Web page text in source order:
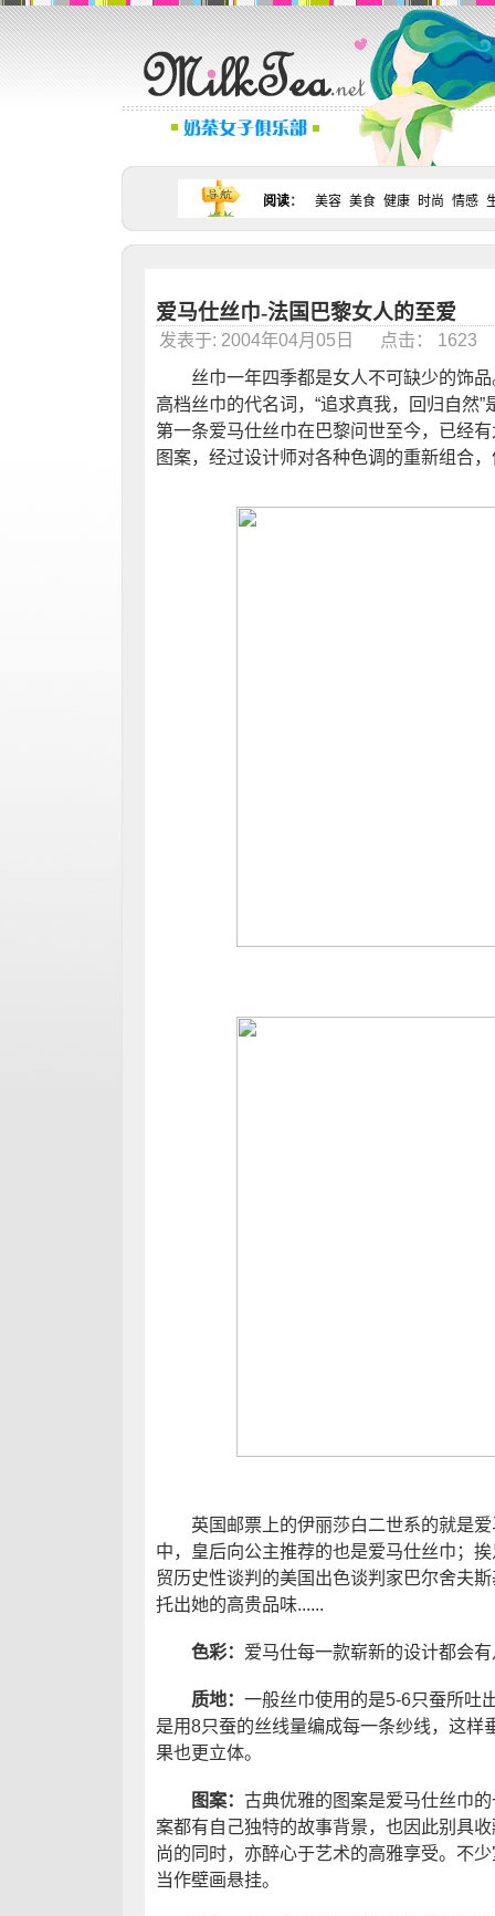
阅读： 美容 美食 健康 时尚 情感
爱马仕丝巾-法国巴黎女人的至爱
发表于: 2004年04月05日 点击： 1623
丝巾一年四季都是女人不可缺少的饰品
高档丝巾的代名词，“追求真我，回归自然
第一条爱马仕丝巾在巴黎问世至今，已经
图案，经过设计师对各种色调的重新组合
英国邮票上的伊丽莎白二世系的就是爱
中，皇后向公主推荐的也是爱马仕丝巾；
贸历史性谈判的美国出色谈判家巴尔舍夫
托出她的高贵品味......
色彩： 爱马仕每一款崭新的设计都会
质地： 一般丝巾使用的是5-6只蚕所吐
是用8只蚕的丝线量编成每一条纱线，这样
果也更立体。
图案： 古典优雅的图案是爱马仕丝巾
案都有自己独特的故事背景，也因此别具
尚的同时，亦醉心于艺术的高雅享受。不
当作壁画悬挂。